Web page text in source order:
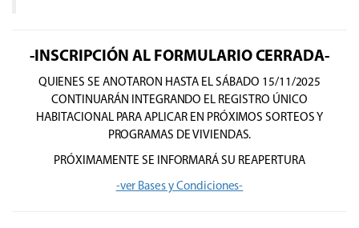
-INSCRIPCIÓN AL FORMULARIO CERRADA-
QUIENES SE ANOTARON HASTA EL SÁBADO 15/11/2025
CONTINUARÁN INTEGRANDO EL REGISTRO ÚNICO
HABITACIONAL PARA APLICAR EN PRÓXIMOS SORTEOS Y
PROGRAMAS DE VIVIENDAS.
PRÓXIMAMENTE SE INFORMARÁ SU REAPERTURA
-ver Bases y Condiciones-